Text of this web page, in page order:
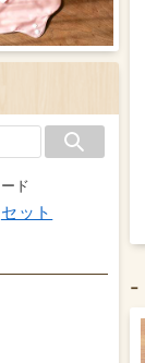
ド
セット